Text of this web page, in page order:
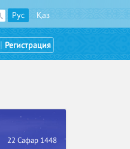
Рус Қаз
| Регистрация
22 Сафар 1448